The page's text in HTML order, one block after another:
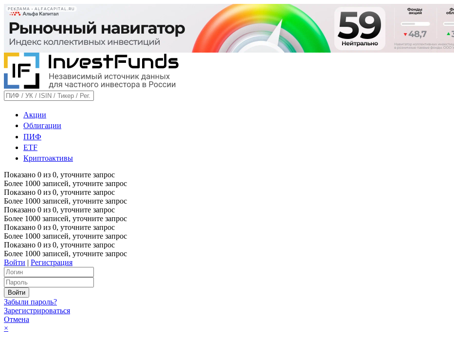
РЕКЛАМА • ALFACAPITAL.RU
Акции
Облигации
ПИФ
ETF
Криптоактивы
Показано 0 из 0, уточните запрос
Более 1000 записей, уточните запрос
Показано 0 из 0, уточните запрос
Более 1000 записей, уточните запрос
Показано 0 из 0, уточните запрос
Более 1000 записей, уточните запрос
Показано 0 из 0, уточните запрос
Более 1000 записей, уточните запрос
Показано 0 из 0, уточните запрос
Более 1000 записей, уточните запрос
Войти | Регистрация
Забыли пароль?
Зарегистрироваться
Отмена
×